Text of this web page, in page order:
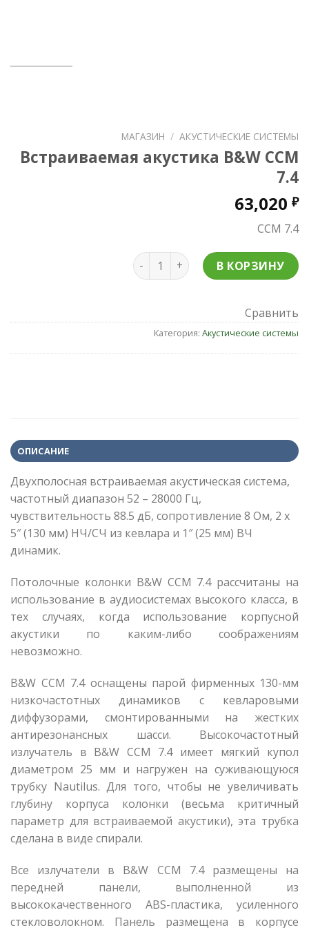
МАГАЗИН / АКУСТИЧЕСКИЕ СИСТЕМЫ
Встраиваемая акустика B&W CCM
7.4
63,020 ₽
CCM 7.4
Количество Встраиваемая
В КОРЗИНУ
Сравнить
Категория: Акустические системы
ОПИСАНИЕ
Двухполосная встраиваемая акустическая система,
частотный диапазон 52 – 28000 Гц,
чувствительность 88.5 дБ, сопротивление 8 Ом, 2 x
5″ (130 мм) НЧ/СЧ из кевлара и 1″ (25 мм) ВЧ
динамик.
Потолочные колонки B&W CCM 7.4 рассчитаны на
использование в аудиосистемах высокого класса, в
тех случаях, когда использование корпусной
акустики по каким-либо соображениям
невозможно.
B&W CCM 7.4 оснащены парой фирменных 130-мм
низкочастотных динамиков с кевларовыми
диффузорами, смонтированными на жестких
антирезонансных шасси. Высокочастотный
излучатель в B&W CCM 7.4 имеет мягкий купол
диаметром 25 мм и нагружен на суживающуюся
трубку Nautilus. Для того, чтобы не увеличивать
глубину корпуса колонки (весьма критичный
параметр для встраиваемой акустики), эта трубка
сделана в виде спирали.
Все излучатели в B&W CCM 7.4 размещены на
передней панели, выполненной из
высококачественного ABS-пластика, усиленного
стекловолокном. Панель размещена в корпусе